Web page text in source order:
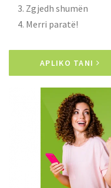
3. Zgjedh shumën
4. Merri paratë!
APLIKO TANI